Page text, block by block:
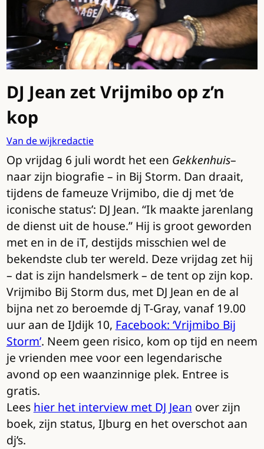
DJ Jean zet Vrijmibo op z’n
kop
Van de wijkredactie
Op vrijdag 6 juli wordt het een Gekkenhuis–
naar zijn biografie – in Bij Storm. Dan draait,
tijdens de fameuze Vrijmibo, die dj met ‘de
iconische status’: DJ Jean. “Ik maakte jarenlang
de dienst uit de house.” Hij is groot geworden
met en in de iT, destijds misschien wel de
bekendste club ter wereld. Deze vrijdag zet hij
– dat is zijn handelsmerk – de tent op zijn kop.
Vrijmibo Bij Storm dus, met DJ Jean en de al
bijna net zo beroemde dj T-Gray, vanaf 19.00
uur aan de IJdijk 10, Facebook: ‘Vrijmibo Bij
Storm’. Neem geen risico, kom op tijd en neem
je vrienden mee voor een legendarische
avond op een waanzinnige plek. Entree is
gratis.
Lees hier het interview met DJ Jean over zijn
boek, zijn status, IJburg en het overschot aan
dj’s.